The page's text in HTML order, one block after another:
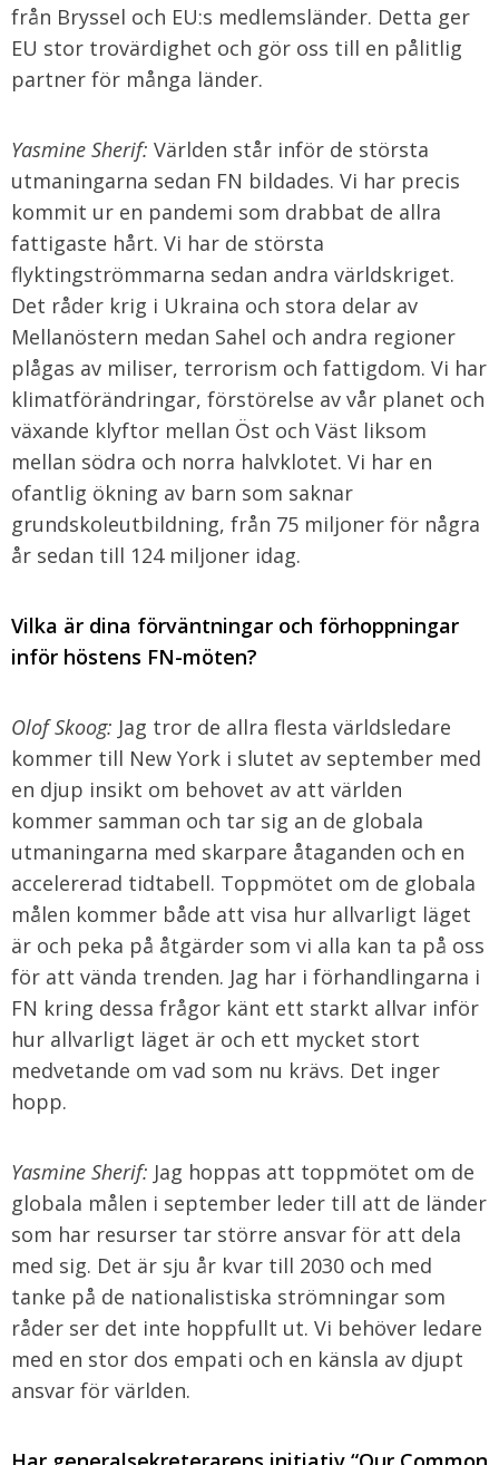
från Bryssel och EU:s medlemsländer. Detta ger
EU stor trovärdighet och gör oss till en pålitlig
partner för många länder.
Yasmine Sherif: Världen står inför de största
utmaningarna sedan FN bildades. Vi har precis
kommit ur en pandemi som drabbat de allra
fattigaste hårt. Vi har de största
flyktingströmmarna sedan andra världskriget.
Det råder krig i Ukraina och stora delar av
Mellanöstern medan Sahel och andra regioner
plågas av miliser, terrorism och fattigdom. Vi har
klimatförändringar, förstörelse av vår planet och
växande klyftor mellan Öst och Väst liksom
mellan södra och norra halvklotet. Vi har en
ofantlig ökning av barn som saknar
grundskoleutbildning, från 75 miljoner för några
år sedan till 124 miljoner idag.
Vilka är dina förväntningar och förhoppningar
inför höstens FN-möten?
Olof Skoog: Jag tror de allra flesta världsledare
kommer till New York i slutet av september med
en djup insikt om behovet av att världen
kommer samman och tar sig an de globala
utmaningarna med skarpare åtaganden och en
accelererad tidtabell. Toppmötet om de globala
målen kommer både att visa hur allvarligt läget
är och peka på åtgärder som vi alla kan ta på oss
för att vända trenden. Jag har i förhandlingarna i
FN kring dessa frågor känt ett starkt allvar inför
hur allvarligt läget är och ett mycket stort
medvetande om vad som nu krävs. Det inger
hopp.
Yasmine Sherif: Jag hoppas att toppmötet om de
globala målen i september leder till att de länder
som har resurser tar större ansvar för att dela
med sig. Det är sju år kvar till 2030 och med
tanke på de nationalistiska strömningar som
råder ser det inte hoppfullt ut. Vi behöver ledare
med en stor dos empati och en känsla av djupt
ansvar för världen.